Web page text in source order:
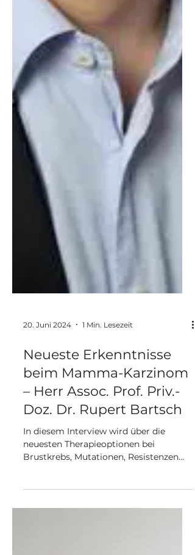
20. Juni 2024 1 Min. Lesezeit
Neueste Erkenntnisse
beim Mamma-Karzinom
– Herr Assoc. Prof. Priv.-
Doz. Dr. Rupert Bartsch
In diesem Interview wird über die